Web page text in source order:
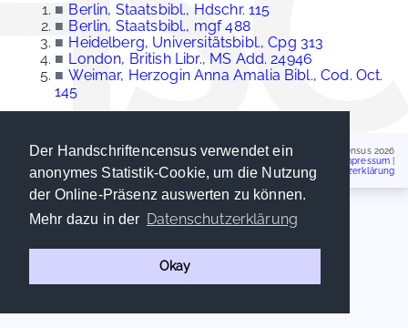
Der Handschriftencensus verwendet ein
anonymes Statistik-Cookie, um die Nutzung
der Online-Präsenz auswerten zu können.
Mehr dazu in der Datenschutzerklärung
Okay
■ Berlin, Staatsbibl., Hdschr. 115
■ Berlin, Staatsbibl., mgf 488
■ Heidelberg, Universitätsbibl., Cpg 313
■ London, British Libr., MS Add. 24946
■ Weimar, Herzogin Anna Amalia Bibl., Cod. Oct.
145
Handschriftencensus 2026
Impressum
Datenschutzerklärung